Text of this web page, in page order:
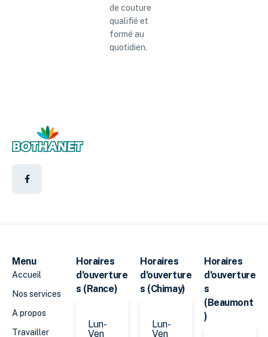
de couture
qualifié et
formé au
quotidien.
Menu
Accueil
Nos services
A propos
Travailler
Horaires
d'ouverture
s (Rance)
Lun-
Ven
Horaires
d'ouverture
s (Chimay)
Lun-
Ven
Horaires
d'ouverture
s
(Beaumont
)